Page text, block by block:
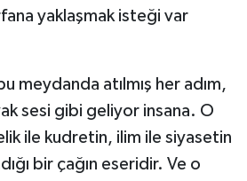
yaklaşmak isteği var
meydanda atılmış her adım,
sesi gibi geliyor insana. O
ile kudretin, ilim ile siyasetin
bir çağın eseridir. Ve o